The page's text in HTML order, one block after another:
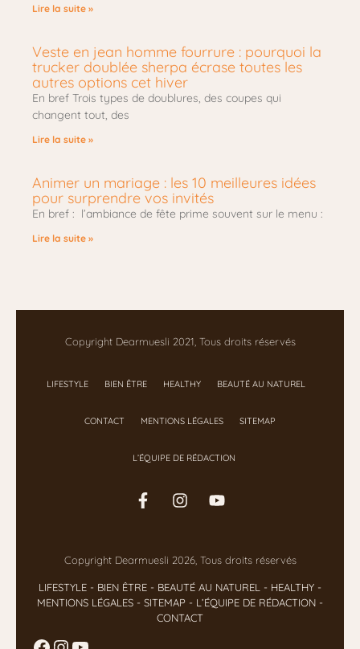
Lire la suite »
Veste en jean homme fourrure : pourquoi la
trucker doublée sherpa écrase toutes les
autres options cet hiver
En bref Trois types de doublures, des coupes qui
changent tout, des
Lire la suite »
Animer un mariage : les 10 meilleures idées
pour surprendre vos invités
En bref : l’ambiance de fête prime souvent sur le menu :
Lire la suite »
Copyright Dearmuesli 2021, Tous droits réservés
LIFESTYLE BIEN ÊTRE HEALTHY BEAUTÉ AU NATUREL
CONTACT MENTIONS LÉGALES SITEMAP
L’ÉQUIPE DE RÉDACTION
Copyright Dearmuesli 2026, Tous droits réservés
LIFESTYLE - BIEN ÊTRE - BEAUTÉ AU NATUREL - HEALTHY -
MENTIONS LÉGALES - SITEMAP - L’ÉQUIPE DE RÉDACTION -
CONTACT